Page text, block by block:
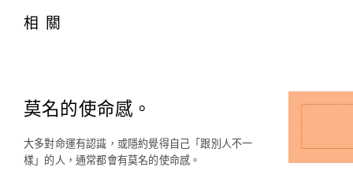
相關
莫名的使命感。
大多對命運有認識，或隱約覺得自己「跟別人不一
樣」的人，通常都會有莫名的使命感。